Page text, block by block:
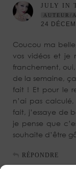
JULY IN
AUTEUR/
24
Coucou ma
vos vidéos et je
franchement,
de la semaine, ça
fait ! Et pour le
n’ai pas
fait, j’essaye de
je pense que
souhaite d’être
RÉPONDRE